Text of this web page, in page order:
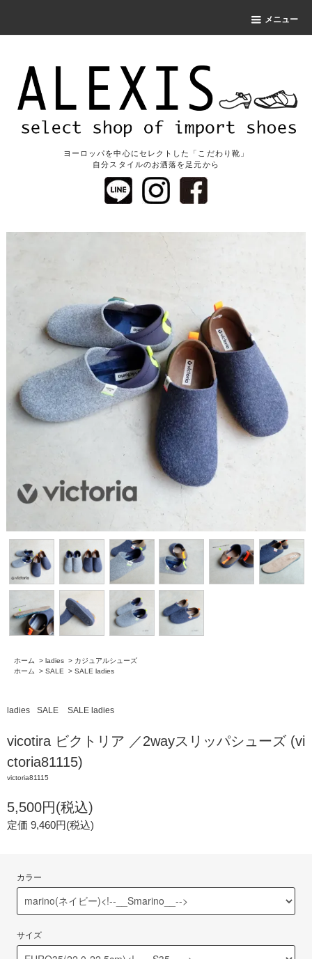
メニュー
ヨーロッパを中心にセレクトした「こだわり靴」
自分スタイルのお洒落を足元から
ホーム > ladies > カジュアルシューズ
ホーム
> SALE > SALE ladies
ladies SALE SALE ladies
vicotira ビクトリア ／2wayスリッパシューズ (vi
ctoria81115)
victoria81115
5,500円(税込)
定価 9,460円(税込)
カラー
サイズ